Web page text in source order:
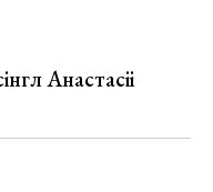
Анастасіі